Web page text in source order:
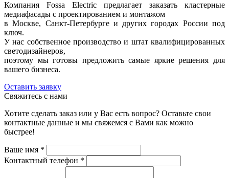
Компания Fossa Electric предлагает заказать кластерные
медиафасады с проектированием и монтажом
в Москве, Санкт-Петербурге и других городах России под
ключ.
У нас собственное производство и штат квалифицированных
светодизайнеров,
поэтому мы готовы предложить самые яркие решения для
вашего бизнеса.
Оставить заявку
Свяжитесь с нами
Хотите сделать заказ или у Вас есть вопрос? Оставьте свои
контактные данные и мы свяжемся с Вами как можно
быстрее!
Ваше имя *
Контактный телефон *